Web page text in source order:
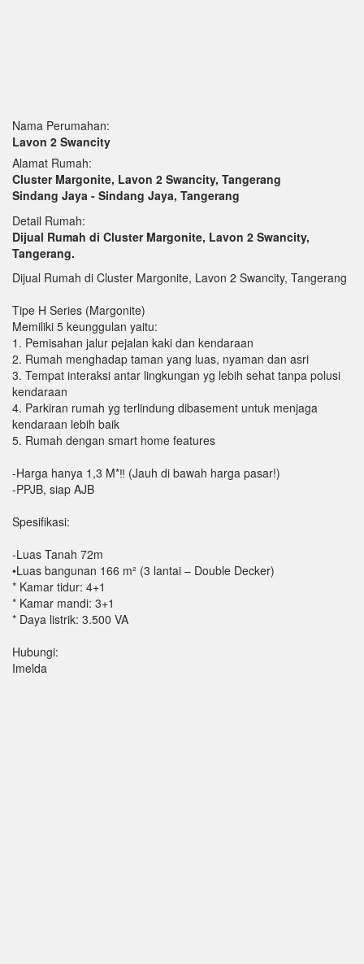
Nama Perumahan:
Lavon 2 Swancity
Alamat Rumah:
Cluster Margonite, Lavon 2 Swancity, Tangerang
Sindang Jaya - Sindang Jaya, Tangerang
Detail Rumah:
Dijual Rumah di Cluster Margonite, Lavon 2 Swancity,
Tangerang.
Dijual Rumah di Cluster Margonite, Lavon 2 Swancity, Tangerang
Tipe H Series (Margonite)
Memiliki 5 keunggulan yaitu:
1. Pemisahan jalur pejalan kaki dan kendaraan
2. Rumah menghadap taman yang luas, nyaman dan asri
3. Tempat interaksi antar lingkungan yg lebih sehat tanpa polusi
kendaraan
4. Parkiran rumah yg terlindung dibasement untuk menjaga
kendaraan lebih baik
5. Rumah dengan smart home features
-Harga hanya 1,3 M*‼️ (Jauh di bawah harga pasar!)
-PPJB, siap AJB
Spesifikasi:
-Luas Tanah 72m
•Luas bangunan 166 m² (3 lantai – Double Decker)
* Kamar tidur: 4+1
* Kamar mandi: 3+1
* Daya listrik: 3.500 VA
Hubungi:
Imelda